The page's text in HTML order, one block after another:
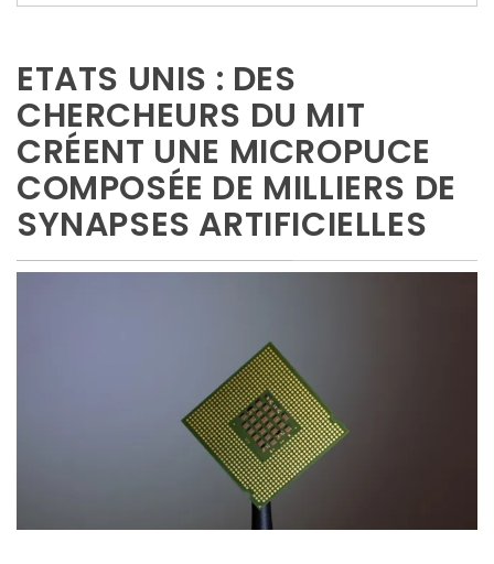
ETATS UNIS : DES
CHERCHEURS DU MIT
CRÉENT UNE MICROPUCE
COMPOSÉE DE MILLIERS DE
SYNAPSES ARTIFICIELLES